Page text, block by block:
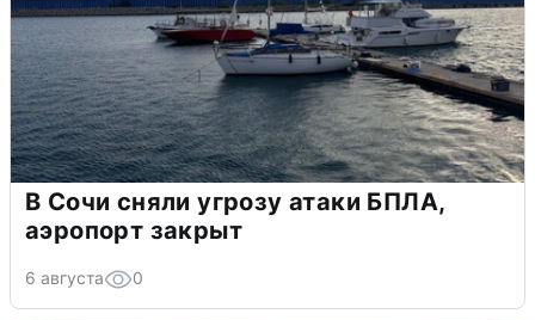
В Сочи сняли угрозу атаки БПЛА,
аэропорт закрыт
6 августа 0